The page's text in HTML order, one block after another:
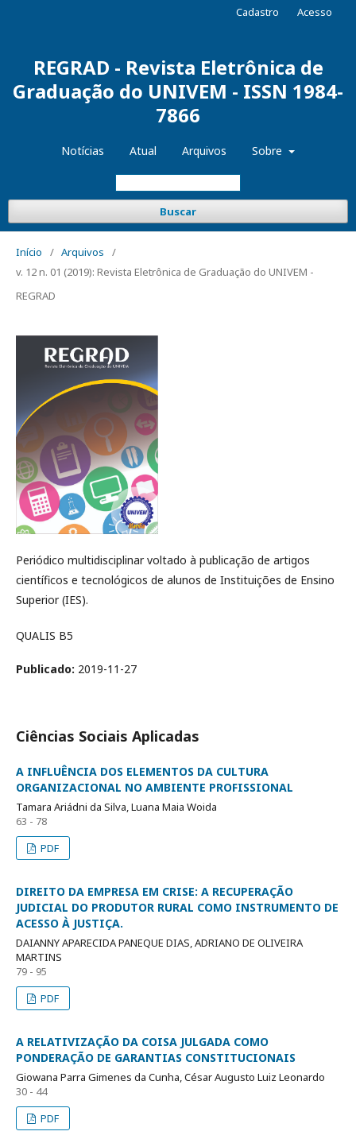
REGRAD - Revista Eletrônica de
Graduação do UNIVEM - ISSN 1984-
7866
Notícias Atual Arquivos Sobre
Buscar
Cadastro Acesso
Início / Arquivos
/
v. 12 n. 01 (2019): Revista Eletrônica de Graduação do UNIVEM -
REGRAD
Periódico multidisciplinar voltado à publicação de artigos
científicos e tecnológicos de alunos de Instituições de Ensino
Superior (IES).
QUALIS B5
Publicado: 2019-11-27
Ciências Sociais Aplicadas
A INFLUÊNCIA DOS ELEMENTOS DA CULTURA
ORGANIZACIONAL NO AMBIENTE PROFISSIONAL
Tamara Ariádni da Silva, Luana Maia Woida
63 - 78
PDF
DIREITO DA EMPRESA EM CRISE: A RECUPERAÇÃO
JUDICIAL DO PRODUTOR RURAL COMO INSTRUMENTO DE
ACESSO À JUSTIÇA.
DAIANNY APARECIDA PANEQUE DIAS, ADRIANO DE OLIVEIRA
MARTINS
79 - 95
PDF
A RELATIVIZAÇÃO DA COISA JULGADA COMO
PONDERAÇÃO DE GARANTIAS CONSTITUCIONAIS
Giowana Parra Gimenes da Cunha, César Augusto Luiz Leonardo
30 - 44
PDF